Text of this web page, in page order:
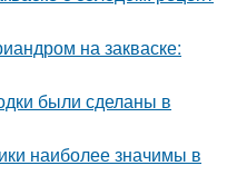
на закваске:
были сделаны в
наиболее значимы в